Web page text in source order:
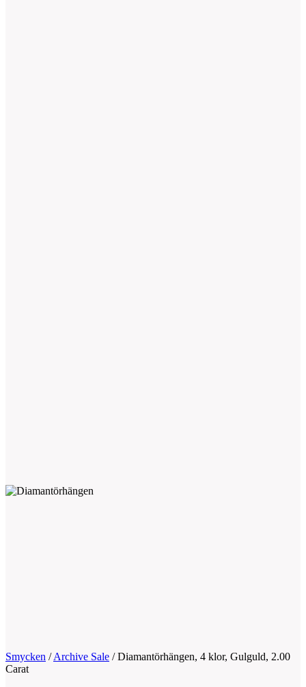
Smycken /Archive Sale /Diamantörhängen, 4 klor, Gulguld, 2.00
Carat